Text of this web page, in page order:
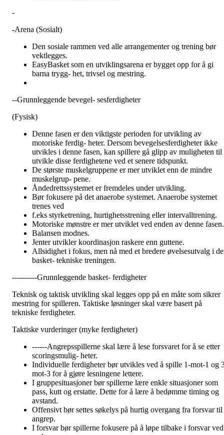
-
-Arena (Sosialt)
Den sosiale rammen ved alle arrangementer og trening bør
vektlegges.
EasyBasket som en utviklingsarena er bygget opp for å gi
barna trygg- het, trivsel og mestring.
--Grunnleggende bevegel- sesferdigheter
(Fysisk)
Denne fasen er den viktigste perioden for utvikling av
motoriske ferdig- heter. Dersom bevegelsesferdigheter ikke
utvikles i denne fasen, kan spillere gå glipp av muligheten til
utvikle disse ferdighetene ved et senere tidspunkt.
De største muskelgruppene er mer utviklet enn de mindre
muskelgrup- pene.
Åndedrettssystemet er fremdeles under utvikling.
Bør fokusere på det anaerobe systemet. Anaerobe systemet
trenes ved
f.eks styrketrening, hurtighetsstrening eller intervalltrening.
Motoriske mønstre er mer utviklet ved enden av denne fasen.
Balansen modnes.
Jenter utvikler koordinasjon raskere enn guttene.
Allsidighet i fokus, men nå med et bredere øvelsesutvalg i
basket- tekniske treningen.
----------Grunnleggende basket- ferdigheter
Teknisk og taktisk utvikling skal legges opp på en måte som sikrer
mestring for spilleren. Taktiske løsninger skal være basert på
tekniske ferdigheter.
Taktiske vurderinger (myke ferdigheter)
------Angrepsspillerne skal lære å lese forsvaret for å se etter
scoringsmulig- heter.
Individuelle ferdigheter bør utvikles ved å spille 1-mot-1 og
mot-3 for å gjøre lesningene lettere.
I gruppesituasjoner bør spillerne lære enkle situasjoner som
pass, kutt og erstatte. Dette for å lære å bedømme timing og
avstand.
Offensivt bør settes søkelys på hurtig overgang fra forsvar til
angrep.
I forsvar bør spillerne fokusere på å løpe tilbake i forsvar ved